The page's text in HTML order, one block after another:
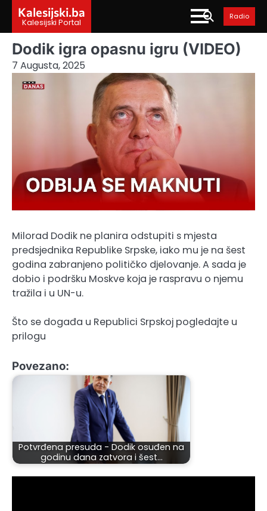
content
Kalesijski.ba
Kalesijski Portal
Radio
Dodik igra opasnu igru (VIDEO)
7 Augusta, 2025
Milorad Dodik ne planira odstupiti s mjesta
predsjednika Republike Srpske, iako mu je na šest
godina zabranjeno političko djelovanje. A sada je
dobio i podršku Moskve koja je raspravu o njemu
tražila i u UN-u.
Što se događa u Republici Srpskoj pogledajte u
prilogu
Povezano:
Potvrđena presuda - Dodik osuđen na
godinu dana zatvora i šest…